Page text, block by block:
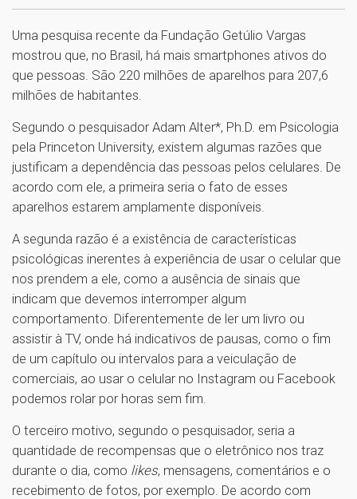
Uma pesquisa recente da Fundação Getúlio Vargas
mostrou que, no Brasil, há mais smartphones ativos do
que pessoas. São 220 milhões de aparelhos para 207,6
milhões de habitantes.
Segundo o pesquisador Adam Alter*, Ph.D. em Psicologia
pela Princeton University, existem algumas razões que
justificam a dependência das pessoas pelos celulares. De
acordo com ele, a primeira seria o fato de esses
aparelhos estarem amplamente disponíveis.
A segunda razão é a existência de características
psicológicas inerentes à experiência de usar o celular que
nos prendem a ele, como a ausência de sinais que
indicam que devemos interromper algum
comportamento. Diferentemente de ler um livro ou
assistir à TV, onde há indicativos de pausas, como o fim
de um capítulo ou intervalos para a veiculação de
comerciais, ao usar o celular no Instagram ou Facebook
podemos rolar por horas sem fim.
O terceiro motivo, segundo o pesquisador, seria a
quantidade de recompensas que o eletrônico nos traz
durante o dia, como likes, mensagens, comentários e o
recebimento de fotos, por exemplo. De acordo com